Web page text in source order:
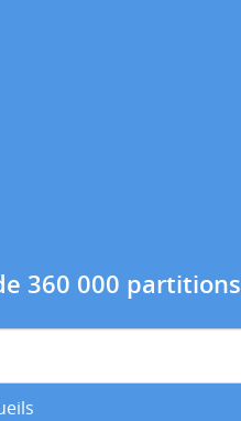
360 000 partitions